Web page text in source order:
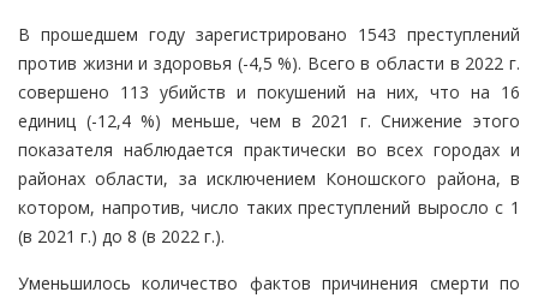
В прошедшем году зарегистрировано 1543 преступлений
против жизни и здоровья (-4,5 %). Всего в области в 2022 г.
совершено 113 убийств и покушений на них, что на 16
единиц (-12,4 %) меньше, чем в 2021 г. Снижение этого
показателя наблюдается практически во всех городах и
районах области, за исключением Коношского района, в
котором, напротив, число таких преступлений выросло с 1
(в 2021 г.) до 8 (в 2022 г.).
Уменьшилось количество фактов причинения смерти по